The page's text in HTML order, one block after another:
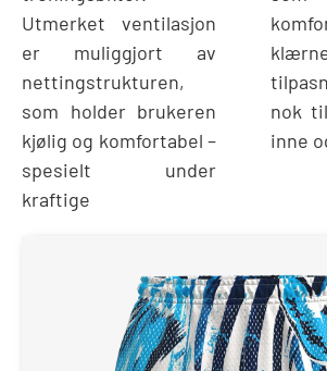
Utmerket ventilasjon
er muliggjort av
nettingstrukturen,
som holder brukeren
kjølig og komfortabel –
spesielt under
kraftige
nok
inne